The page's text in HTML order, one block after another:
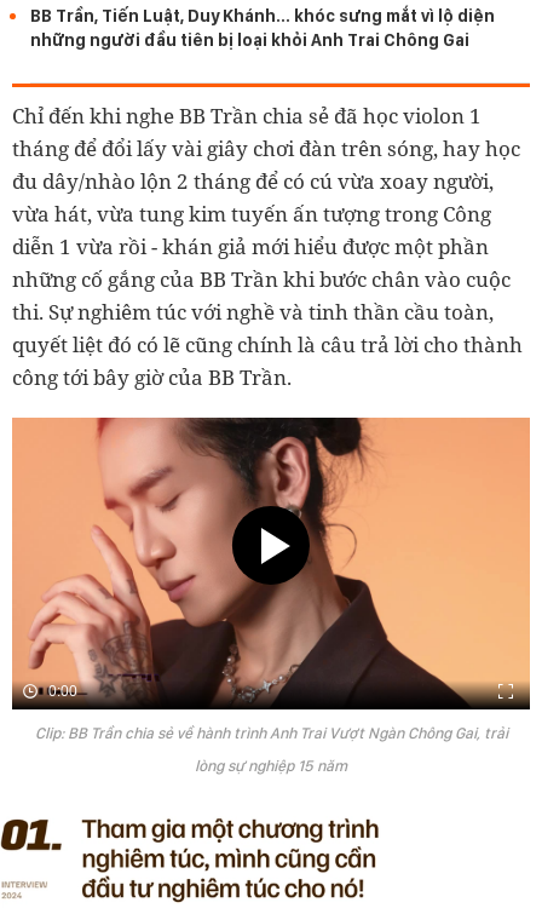
BB Trần, Tiến Luật, Duy Khánh... khóc sưng mắt vì lộ diện
những người đầu tiên bị loại khỏi Anh Trai Chông Gai
Chỉ đến khi nghe BB Trần chia sẻ đã học violon 1
tháng để đổi lấy vài giây chơi đàn trên sóng, hay học
đu dây/nhào lộn 2 tháng để có cú vừa xoay người,
vừa hát, vừa tung kim tuyến ấn tượng trong Công
diễn 1 vừa rồi - khán giả mới hiểu được một phần
những cố gắng của BB Trần khi bước chân vào cuộc
thi. Sự nghiêm túc với nghề và tinh thần cầu toàn,
quyết liệt đó có lẽ cũng chính là câu trả lời cho thành
công tới bây giờ của BB Trần.
0:00
Clip: BB Trần chia sẻ về hành trình Anh Trai Vượt Ngàn Chông Gai, trải
lòng sự nghiệp 15 năm